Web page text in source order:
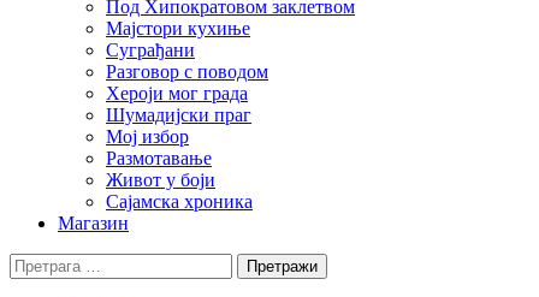
Под Хипократовом заклетвом
Мајстори кухиње
Суграђани
Разговор с поводом
Хероји мог града
Шумадијски праг
Мој избор
Размотавање
Живот у боји
Сајамска хроника
Магазин
Претрага
за: